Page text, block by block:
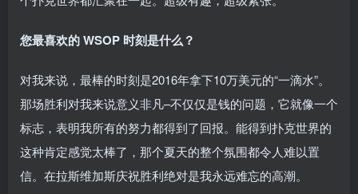
您最喜欢的 WSOP 时刻是什么？
对我来说，最棒的时刻是2016年拿下10万美元的“一滴水”。
那场胜利对我来说意义非凡–不仅仅是钱的问题，它就像一个
标志，表明我所有的努力都得到了回报。能得到扑克世界的
这种肯定感觉太棒了，那个夏天的整个氛围都令人难以置
信。在拉斯维加斯庆祝胜利绝对是我永远难忘的高潮。